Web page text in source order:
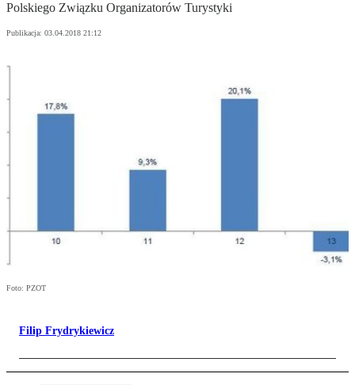
Polskiego Związku Organizatorów Turystyki
Publikacja: 03.04.2018 21:12
Foto: PZOT
Filip Frydrykiewicz